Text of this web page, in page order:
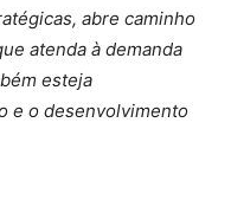
abre caminho
atenda à demanda
esteja
e o desenvolvimento